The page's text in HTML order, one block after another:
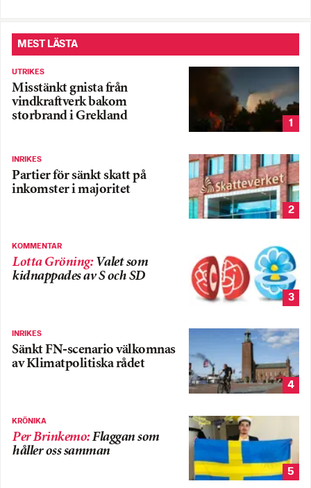
MEST LÄSTA
UTRIKES
Misstänkt gnista från
vindkraftverk bakom
storbrand i Grekland
1
INRIKES
Partier för sänkt skatt på
inkomster i majoritet
2
KOMMENTAR
Lotta Gröning: Valet som
kidnappades av S och SD
3
INRIKES
Sänkt FN-scenario välkomnas
av Klimatpolitiska rådet
4
KRÖNIKA
Per Brinkemo:Flaggan som
håller oss samman
5